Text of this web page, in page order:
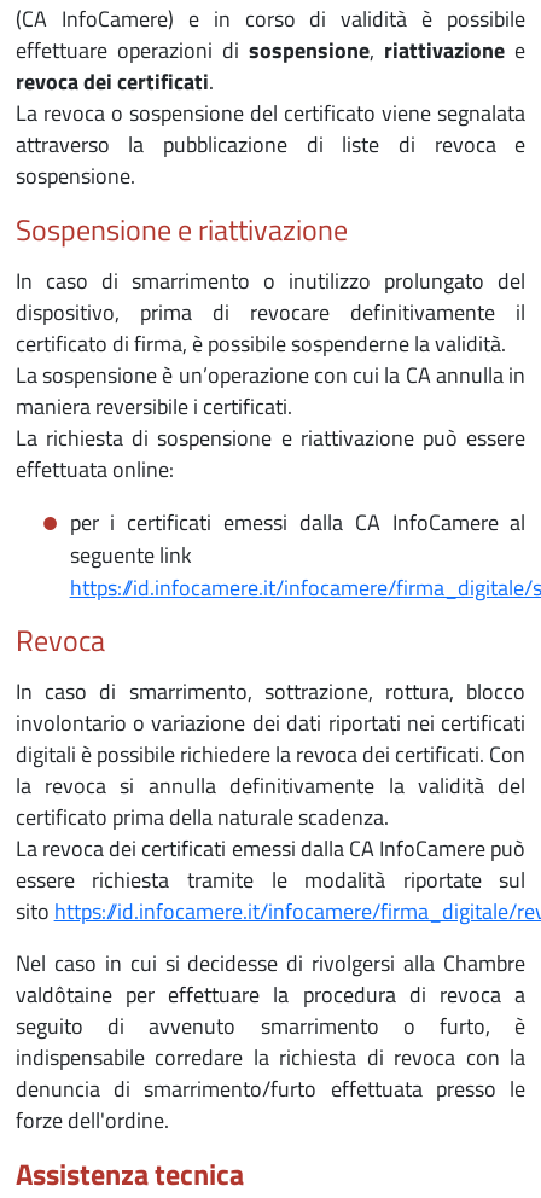
(CA InfoCamere) e in corso di validità è possibile
effettuare operazioni disospensione, riattivazione e
revoca dei certificati.
La revoca o sospensione del certificato viene segnalata
attraverso la pubblicazione di liste di revoca e
sospensione.
Sospensione e riattivazione
In caso di smarrimento o inutilizzo prolungato del
dispositivo, prima di revocare definitivamente il
certificato di firma, è possibile sospenderne la validità.
La sospensione è un’operazione con cui la CA annulla in
maniera reversibile i certificati.
La richiesta di sospensione e riattivazione può essere
effettuata online:
per i certificati emessi dalla CA InfoCamere al
seguente link
https://id.infocamere.it/infocamere/
Revoca
In caso di smarrimento, sottrazione, rottura, blocco
involontario o variazione dei dati riportati nei certificati
digitali è possibile richiedere la revoca dei certificati. Con
la revoca si annulla definitivamente la validità del
certificato prima della naturale scadenza.
La revoca dei certificati emessi dalla CA InfoCamere può
essere richiesta tramite le modalità riportate sul
sito https://id.infocamere.it/infocamere/firma_digitale/
Nel caso in cui si decidesse di rivolgersi alla Chambre
valdôtaine per effettuare la procedura di revoca a
seguito di avvenuto smarrimento o furto, è
indispensabile corredare la richiesta di revoca con la
denuncia di smarrimento/furto effettuata presso le
forze dell'ordine.
Assistenza tecnica